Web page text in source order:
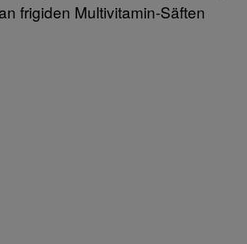
frigiden Multivitamin-Säften